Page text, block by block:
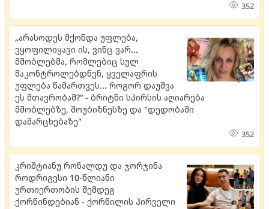
352
„არასოდეს მქონდა უფლება,
ვყოფილიყავი ის, ვინც ვარ...
მშობლებმა, რომლებიც სულ
მაკონტროლებდნენ, ყველაფრის
უფლება წამართვეს... როგორ დაუშვა
ეს მთავრობამ?“ - ბრიტნი სპირსის აღიარება
მშობლებზე, შოუბიზნესზე და "დედობაში
დამარცხებაზე"
352
კრიშტიანუ რონალდუ და ჯორჯინა
როდრიგესი 10-წლიანი
ურთიერთობის შემდეგ
ქორწინდებიან - ქორწილის პირველი